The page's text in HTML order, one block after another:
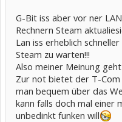
G-Bit iss aber vor ner
Rechnern Steam
Lan iss erheblich
Steam zu warten!!!
Also meiner Meinung
Zur not bietet der T-Com
man bequem über das
kann falls doch mal einer
unbedinkt funken will